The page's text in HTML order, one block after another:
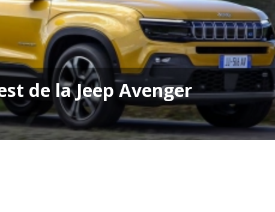
de la Jeep Avenger